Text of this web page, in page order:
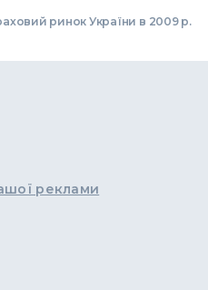
ринок України в 2009 р.
реклами